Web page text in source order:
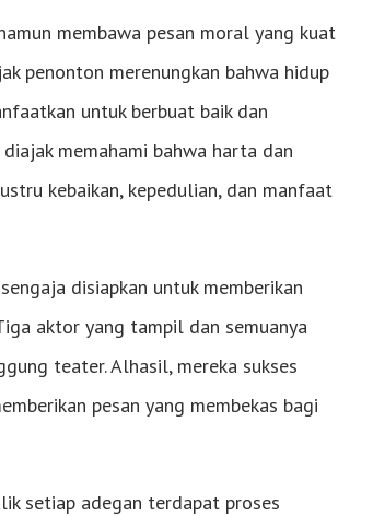
membawa pesan moral yang kuat
penonton merenungkan bahwa hidup
untuk berbuat baik dan
memahami bahwa harta dan
kebaikan, kepedulian, dan manfaat
disiapkan untuk memberikan
aktor yang tampil dan semuanya
teater. Alhasil, mereka sukses
pesan yang membekas bagi
setiap adegan terdapat proses